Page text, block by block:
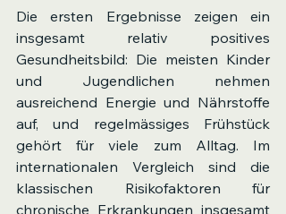
Die ersten Ergebnisse zeigen ein
insgesamt relativ positives
Gesundheitsbild: Die meisten Kinder
und Jugendlichen nehmen
ausreichend Energie und Nährstoffe
auf, und regelmässiges Frühstück
gehört für viele zum Alltag. Im
internationalen Vergleich sind die
klassischen Risikofaktoren für
chronische Erkrankungen insgesamt